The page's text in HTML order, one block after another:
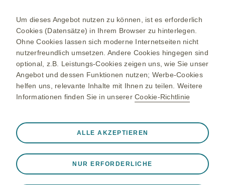
Kontakt/Nebenwirkung melden
Newsletter
Bestellservice
Therapiegebiete
Meningokokken-Erkrankungen
Um dieses Angebot nutzen zu können, ist es erforderlich
Cookies (Datensätze) in Ihrem Browser zu hinterlegen.
Ohne Cookies lassen sich moderne Internetseiten nicht
nutzerfreundlich umsetzen. Andere Cookies hingegen sind
optional, z.B. Leistungs-Cookies zeigen uns, wie Sie unser
Angebot und dessen Funktionen nutzen; Werbe-Cookies
helfen uns, relevante Inhalte mit Ihnen zu teilen. Weitere
Informationen finden Sie in unserer Cookie-Richtlinie
Nur unbedingt erforderliche Cookies
❮
funktioniert, z. B. um Sitzungsdaten während eines
Website-Besuchs zu speichern, Cookie- und Tag-
NUR ERFORDERLICHE
ALLE AKZEPTIEREN